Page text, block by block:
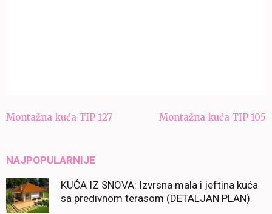
Navigacija
Montažna kuća TIP 127 Montažna kuća TIP 105
NAJPOPULARNIJE
KUĆA IZ SNOVA: Izvrsna mala i jeftina kuća
sa predivnom terasom (DETALJAN PLAN)